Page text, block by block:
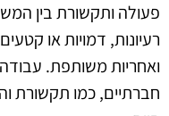
פעולה ותקשורת בין
רעיונות, דמויות או
ואחריות משותפת.
חברתיים, כמו תקשורת